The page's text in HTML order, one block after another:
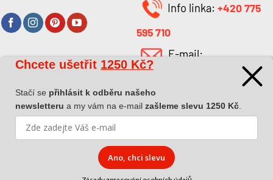
O společnosti
O nás
Kontakt
Info linka: +420 775
595 710
E-mail:
Chcete ušetřit 1250 Kč?
Stačí se přihlásit k odběru našeho
newsletteru a my vám na e-mail zašleme slevu 1250 Kč
Ano, chci slevu